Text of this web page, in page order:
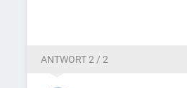
ANTWORT 2 / 2